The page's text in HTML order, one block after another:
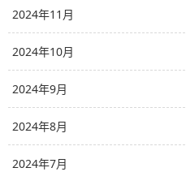
2024年11月
2024年10月
2024年9月
2024年8月
2024年7月